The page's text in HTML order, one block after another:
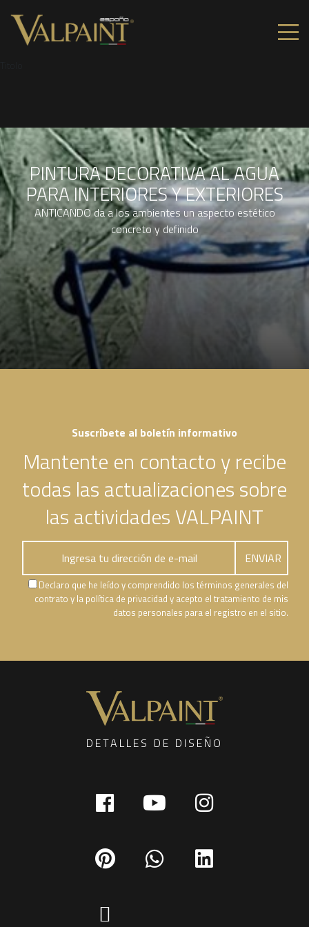
PINTURA DECORATIVA AL AGUA
PARA INTERIORES Y EXTERIORES
ANTICANDO da a los ambientes un aspecto estético
concreto y definido
Suscríbete al boletín informativo
Mantente en contacto y recibe
todas las actualizaciones sobre
las actividades VALPAINT
Declaro que he leído y comprendido los términos generales del
contrato y la política de privacidad y acepto el tratamiento de mis
datos personales para el registro en el sitio.
DETALLES DE DISEÑO